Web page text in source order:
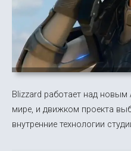
Blizzard работает над
мире, и движком проекта
внутренние технологии